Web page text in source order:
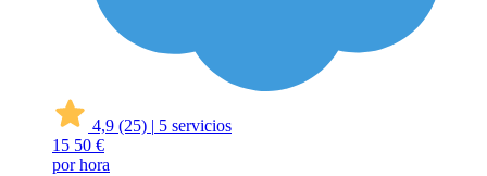
4,9 (25) | 5 servicios
15 50 €
por hora